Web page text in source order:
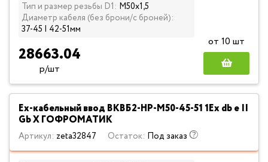
Тип и размер резьбы D1: М50х1,5
Диаметр кабеля (без брони/с броней):
37-45 | 42-51мм
28663.04
р/шт
от 10 шт
Ех-кабельный ввод ВКВБ2-НР-M50-45-51 1Ex db e II
Gb X ГОФРОМАТИК
Артикул: zeta32847 Остаток: Под заказ